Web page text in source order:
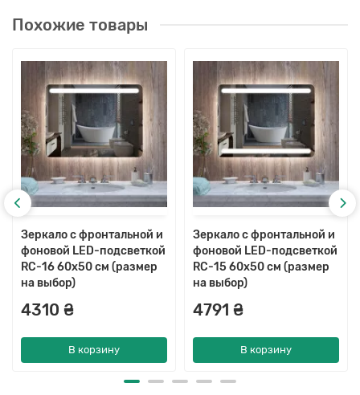
Похожие товары
Зеркало с фронтальной и
фоновой LED-подсветкой
RC-16 60x50 см (размер
на выбор)
4310 ₴
В корзину
Зеркало с фронтальной и
фоновой LED-подсветкой
RC-15 60x50 см (размер
на выбор)
4791 ₴
В корзину